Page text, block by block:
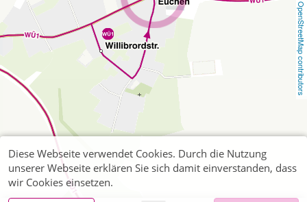
OpenStreetMap contributors
Diese Webseite verwendet Cookies. Durch die Nutzung
unserer Webseite erklären Sie sich damit einverstanden, dass
wir Cookies einsetzen.